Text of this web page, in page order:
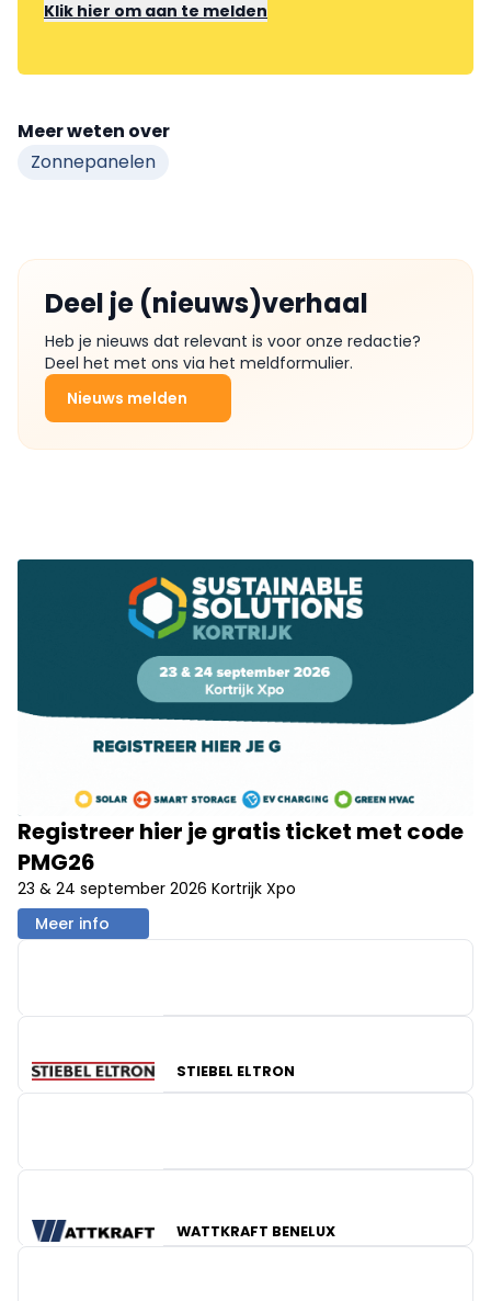
Klik hier om aan te melden
Meer weten over
Zonnepanelen
Deel je (nieuws)verhaal
Heb je nieuws dat relevant is voor onze redactie?
Deel het met ons via het meldformulier.
Nieuws melden
Registreer hier je gratis ticket met code
PMG26
23 & 24 september 2026 Kortrijk Xpo
Meer info
STIEBEL ELTRON
CEBEO
WATTKRAFT BENELUX